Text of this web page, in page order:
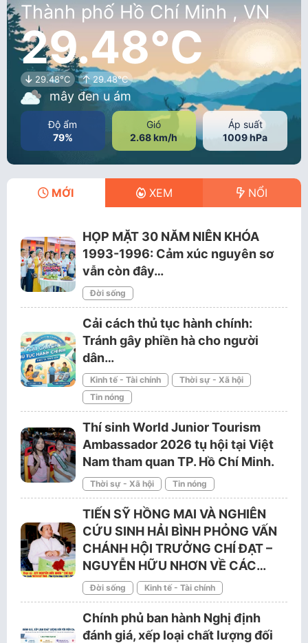
Thành phố Hồ Chí Minh , VN
29.48°C
29.48°C 29.48°C
mây đen u ám
Độ ẩm
79%
Gió
2.68 km/h
Áp suất
1009 hPa
MỚI XEM NỔI
HỌP MẶT 30 NĂM NIÊN KHÓA
1993-1996: Cảm xúc nguyên sơ
vẫn còn đây…
Đời sống
Cải cách thủ tục hành chính:
Tránh gây phiền hà cho người
dân…
Kinh tế - Tài chính
Thời sự - Xã hội
Tin nóng
Thí sinh World Junior Tourism
Ambassador 2026 tụ hội tại Việt
Nam tham quan TP. Hồ Chí Minh.
Thời sự - Xã hội Tin nóng
TIẾN SỸ HỒNG MAI VÀ NGHIÊN
CỨU SINH HẢI BÌNH PHỎNG VẤN
CHÁNH HỘI TRƯỞNG CHÍ ĐẠT –
NGUYỄN HỮU NHƠN VỀ CÁC…
Đời sống Kinh tế - Tài chính
Chính phủ ban hành Nghị định
đánh giá, xếp loại chất lượng đối